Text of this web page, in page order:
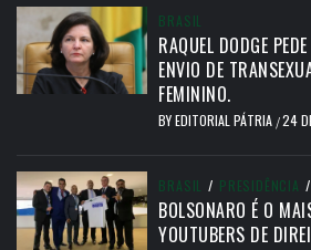
BRASIL
RAQUEL DODGE
ENVIO DE
FEMININO.
BYEDITORIAL PÁTRIA /24
BRASIL / PRESIDÊNCIA /
BOLSONARO É O
YOUTUBERS DE